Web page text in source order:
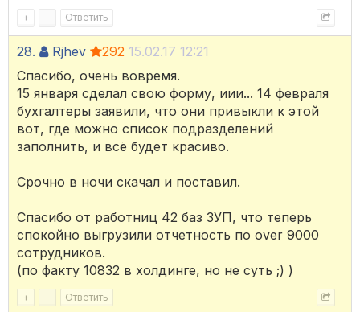
+ – Ответить
28. Rjhev 292 15.02.17 12:21
Спасибо, очень вовремя.
15 января сделал свою форму, иии... 14 февраля
бухгалтеры заявили, что они привыкли к этой
вот, где можно список подразделений
заполнить, и всё будет красиво.
Срочно в ночи скачал и поставил.
Спасибо от работниц 42 баз ЗУП, что теперь
спокойно выгрузили отчетность по over 9000
сотрудников.
(по факту 10832 в холдинге, но не суть ;) )
+ – Ответить